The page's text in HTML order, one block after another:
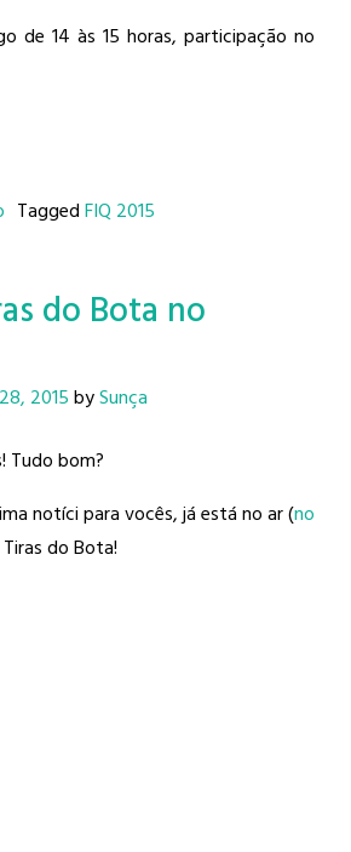
de 14 às 15 horas, participação no
TaggedFIQ 2015
do Bota no
2015bySunça
Tudo bom?
notíci para vocês, já está no ar (no
do Bota!